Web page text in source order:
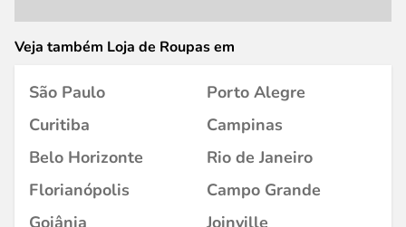
Veja também Loja de Roupas em
São Paulo
Porto Alegre
Curitiba
Campinas
Belo Horizonte
Rio de Janeiro
Florianópolis
Campo Grande
Goiânia
Joinville